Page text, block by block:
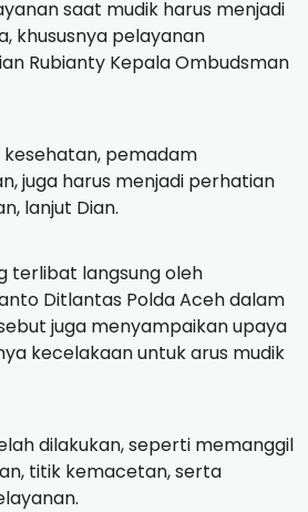
saat mudik harus menjadi
khususnya pelayanan
Rubianty Kepala Ombudsman
kesehatan, pemadam
juga harus menjadi perhatian
lanjut Dian.
terlibat langsung oleh
Ditlantas Polda Aceh dalam
juga menyampaikan upaya
kecelakaan untuk arus mudik
dilakukan, seperti memanggil
titik kemacetan, serta